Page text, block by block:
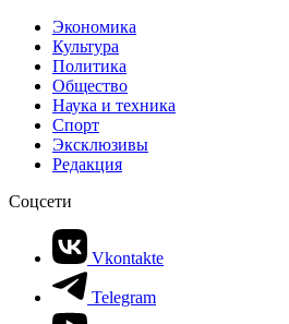
Экономика
Культура
Политика
Общество
Наука и техника
Спорт
Эксклюзивы
Редакция
Соцсети
Vkontakte
Telegram